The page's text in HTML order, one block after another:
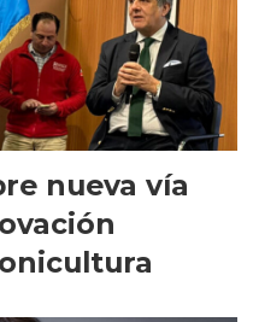
nueva vía